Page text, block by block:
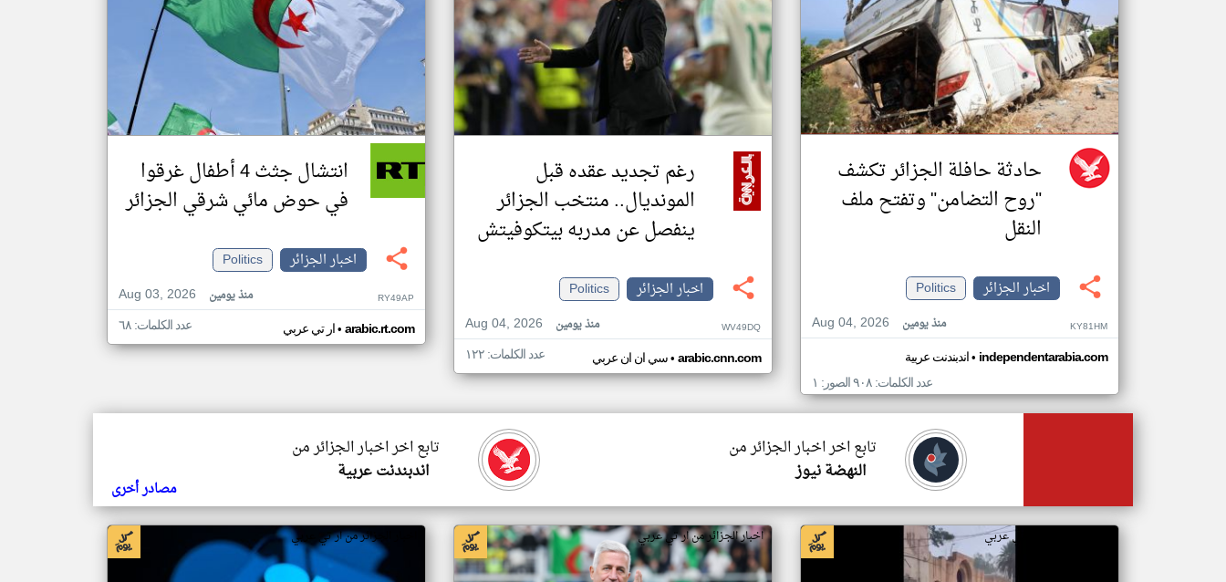
حادثة حافلة الجزائر تكشف
"روح التضامن" وتفتح ملف
النقل
اخبار الجزائر
Politics
Aug 04, 2026
منذ يومين KY81HM
اندبندنت عربية• independentarabia.com
عدد الكلمات: ٩٠٨ الصور: ١
رغم تجديد عقده قبل
المونديال.. منتخب الجزائر
ينفصل عن مدربه بيتكوفيتش
اخبار الجزائر
Politics
Aug 04, 2026
منذ يومين WV49DQ
سي ان ان عربي• arabic.cnn.com عدد الكلمات: ١٢٢
انتشال جثث 4 أطفال غرقوا
في حوض مائي شرقي الجزائر
اخبار الجزائر
Politics
Aug 03, 2026
منذ يومين RY49AP
ار تي عربي• arabic.rt.com عدد الكلمات: ٦٨
تابع اخر اخبار الجزائر من
اندبندنت عربية
تابع اخر اخبار الجزائر من
النهضة نيوز
مصادر أخرى
اخبار الجزائر من ار تي عربي اخبار الجزائر من ار تي عربي اخبار الجزائر من ار تي عربي